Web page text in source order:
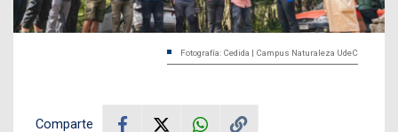
Fotografía: Cedida | Campus Naturaleza UdeC
Comparte